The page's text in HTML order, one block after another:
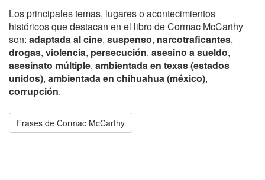
Los principales temas, lugares o acontecimientos
históricos que destacan en el libro de Cormac McCarthy
son: adaptada al cine, suspenso, narcotraficantes,
drogas, violencia, persecución, asesino a sueldo,
asesinato múltiple, ambientada en texas (estados
unidos), ambientada en chihuahua (méxico),
corrupción.
Frases de Cormac McCarthy